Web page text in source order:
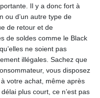
Il y a donc fort à
ou d’un autre type de
de retour et de
de soldes comme le Black
ne soient pas
illégales. Sachez que
vous disposez
votre achat, même après
plus court, ce n’est pas